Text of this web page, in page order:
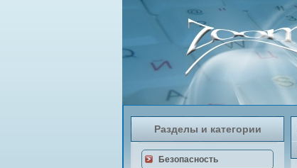
Разделы и категории
Безопасность